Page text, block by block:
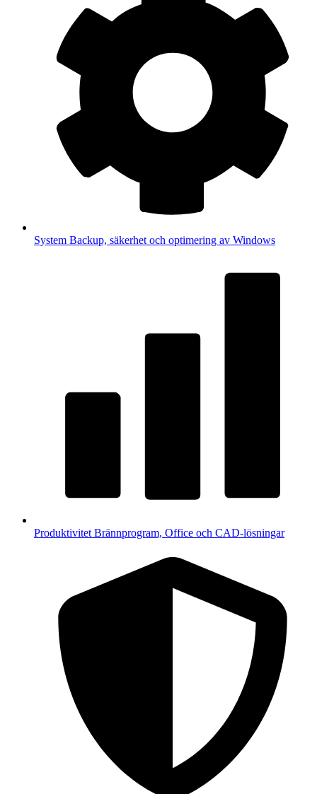
System Backup, säkerhet och optimering av Windows
Produktivitet Brännprogram, Office och CAD-lösningar